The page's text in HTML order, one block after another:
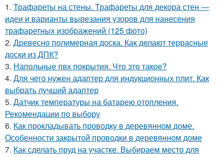
1. Трафареты на стены. Трафареты для декора стен —
идеи и варианты вырезания узоров для нанесения
трафаретных изображений (125 фото)
2. Древесно полимерная доска. Как делают террасные
доски из ДПК?
3. Напольные пвх покрытия. Что это такое?
4. Для чего нужен адаптер для индукционных плит. Как
выбрать лучший адаптер
5. Датчик температуры на батарею отопления.
Рекомендации по выбору
6. Как прокладывать проводку в деревянном доме.
Особенности закрытой проводки в деревянном доме
7. Как сделать пруд на участке. Выбираем место для